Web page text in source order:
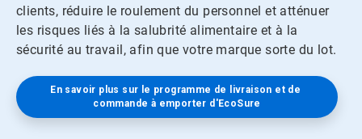
clients, réduire le roulement du personnel et atténuer
les risques liés à la salubrité alimentaire et à la
sécurité au travail, afin que votre marque sorte du lot.
En savoir plus sur le programme de livraison et de
commande à emporter d'EcoSure